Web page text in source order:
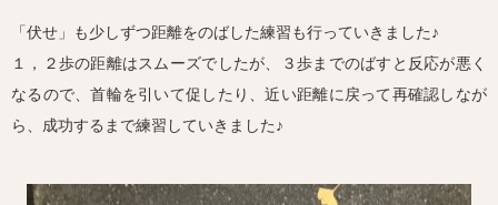
「伏せ」も少しずつ距離をのばした練習も行っていきました♪
１，２歩の距離はスムーズでしたが、３歩までのばすと反応が悪く
なるので、首輪を引いて促したり、近い距離に戻って再確認しなが
ら、成功するまで練習していきました♪